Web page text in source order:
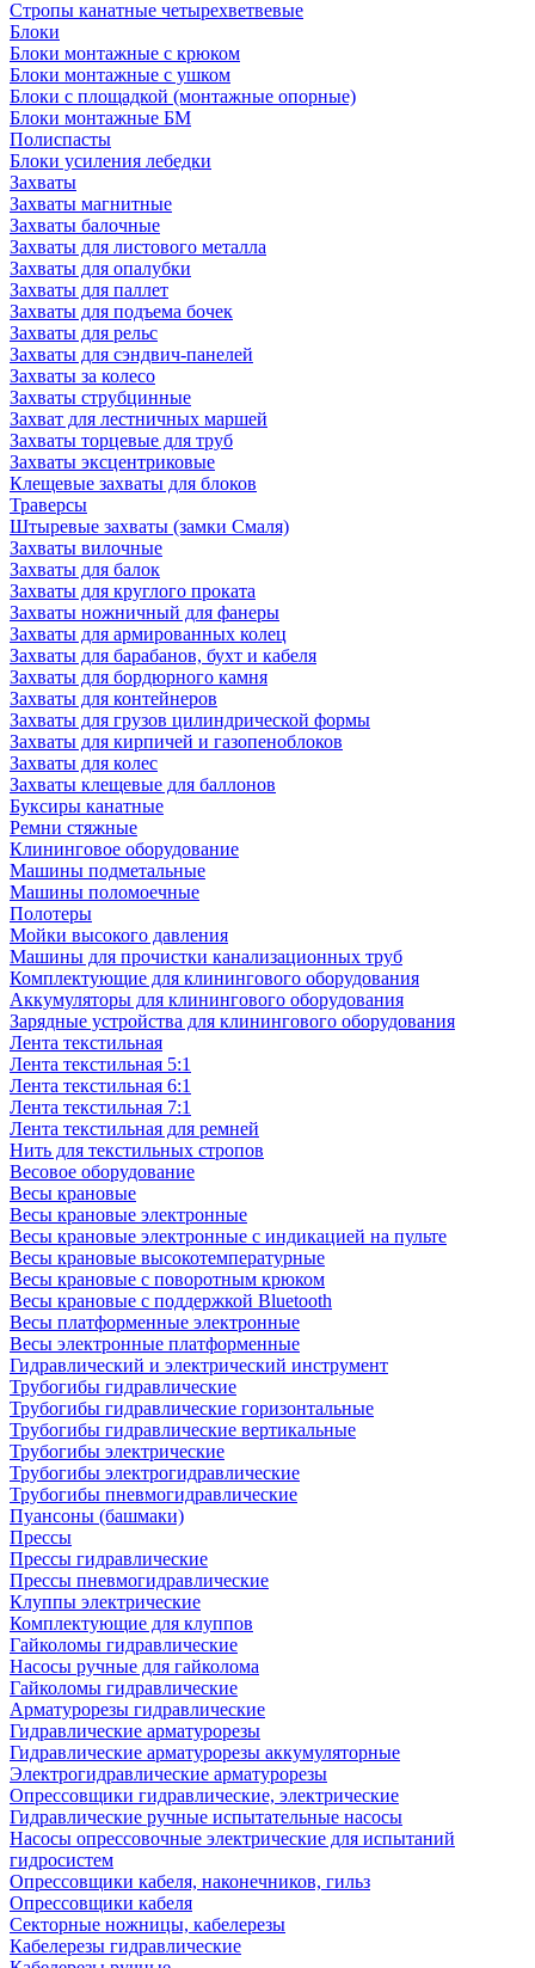
Стропы канатные четырехветвевые
Блоки
Блоки монтажные с крюком
Блоки монтажные с ушком
Блоки с площадкой (монтажные опорные)
Блоки монтажные БМ
Полиспасты
Блоки усиления лебедки
Захваты
Захваты магнитные
Захваты балочные
Захваты для листового металла
Захваты для опалубки
Захваты для паллет
Захваты для подъема бочек
Захваты для рельс
Захваты для сэндвич-панелей
Захваты за колесо
Захваты струбцинные
Захват для лестничных маршей
Захваты торцевые для труб
Захваты эксцентриковые
Клещевые захваты для блоков
Траверсы
Штыревые захваты (замки Смаля)
Захваты вилочные
Захваты для балок
Захваты для круглого проката
Захваты ножничный для фанеры
Захваты для армированных колец
Захваты для барабанов, бухт и кабеля
Захваты для бордюрного камня
Захваты для контейнеров
Захваты для грузов цилиндрической формы
Захваты для кирпичей и газопеноблоков
Захваты для колес
Захваты клещевые для баллонов
Буксиры канатные
Ремни стяжные
Клининговое оборудование
Машины подметальные
Машины поломоечные
Полотеры
Мойки высокого давления
Машины для прочистки канализационных труб
Комплектующие для клинингового оборудования
Аккумуляторы для клинингового оборудования
Зарядные устройства для клинингового оборудования
Лента текстильная
Лента текстильная 5:1
Лента текстильная 6:1
Лента текстильная 7:1
Лента текстильная для ремней
Нить для текстильных стропов
Весовое оборудование
Весы крановые
Весы крановые электронные
Весы крановые электронные с индикацией на пульте
Весы крановые высокотемпературные
Весы крановые с поворотным крюком
Весы крановые с поддержкой Bluetooth
Весы платформенные электронные
Весы электронные платформенные
Гидравлический и электрический инструмент
Трубогибы гидравлические
Трубогибы гидравлические горизонтальные
Трубогибы гидравлические вертикальные
Трубогибы электрические
Трубогибы электрогидравлические
Трубогибы пневмогидравлические
Пуансоны (башмаки)
Прессы
Прессы гидравлические
Прессы пневмогидравлические
Клуппы электрические
Комплектующие для клуппов
Гайколомы гидравлические
Насосы ручные для гайколома
Гайколомы гидравлические
Арматурорезы гидравлические
Гидравлические арматурорезы
Гидравлические арматурорезы аккумуляторные
Электрогидравлические арматурорезы
Опрессовщики гидравлические, электрические
Гидравлические ручные испытательные насосы
Насосы опрессовочные электрические для испытаний
гидросистем
Опрессовщики кабеля, наконечников, гильз
Опрессовщики кабеля
Секторные ножницы, кабелерезы
Кабелерезы гидравлические